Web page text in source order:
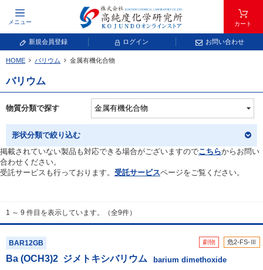
メニュー カート
新規会員登録 ログイン お問い合わせ
元素記号で検索する
元素周期表をタップすると、拡大表示されます。拡大した表から元素記号をタップ
し、一覧へ移動してください。
常温常圧で気体であり、弊社では取り扱いしておりません。
放射性元素または人工元素であり、弊社では取り扱いしておりません。
キーワードで検索する
HOME バリウム 金属有機化合物
バリウム
物質分類で探す
形状分類で絞り込む
掲載されていない製品も対応できる場合がございますのでこちらからお問い
合わせください。
受託サービスも行っております。 受託サービスページをご覧ください。
1 ～ 9 件目を表示しています。（全9件）
劇物 危2-FS-Ⅲ
BAR12GB
Ba (OCH3)2 ジメトキシバリウム barium dimethoxide